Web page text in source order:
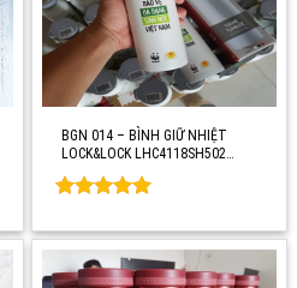
BGN 014 – BÌNH GIỮ NHIỆT
LOCK&LOCK LHC4118SH502…
out of 5